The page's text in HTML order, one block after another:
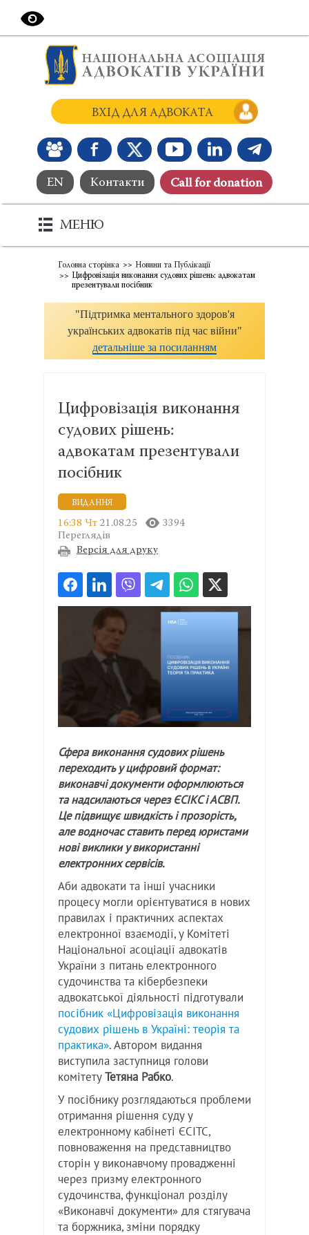
EN Контакти Сall for donation
ВХІД ДЛЯ АДВОКАТА
МЕНЮ
Головна сторінка
Новини та Публікації
Цифровізація виконання судових рішень: адвокатам
презентували посібник
"Підтримка ментального здоров'я
українських адвокатів під час війни"
детальніше за посиланням
Цифровізація виконання
судових рішень:
адвокатам презентували
посібник
ВИДАННЯ
16:38 Чт 21.08.25
3394
Переглядів
Версія для друку
Сфера виконання судових рішень
переходить у цифровий формат:
виконавчі документи оформлюються
та надсилаються через ЄСІКС і АСВП.
Це підвищує швидкість і прозорість,
але водночас ставить перед юристами
нові виклики у використанні
електронних сервісів.
Аби адвокати та інші учасники
процесу могли орієнтуватися в нових
правилах і практичних аспектах
електронної взаємодії, у Комітеті
Національної асоціації адвокатів
України з питань електронного
судочинства та кібербезпеки
адвокатської діяльності підготували
посібник «Цифровізація виконання
судових рішень в Україні: теорія та
практика». Автором видання
виступила заступниця голови
комітету Тетяна Рабко.
У посібнику розглядаються проблеми
отримання рішення суду у
електронному кабінеті ЄСІТС,
повноваження на представництво
сторін у виконавчому провадженні
через призму електронного
судочинства, функціонал розділу
«Виконавчі документи» для стягувача
та боржника, зміни порядку